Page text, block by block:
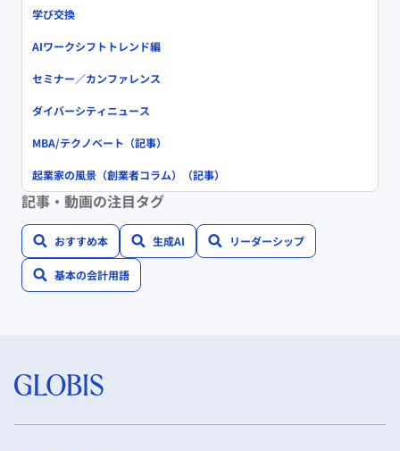
学び交換
AIワークシフトトレンド編
セミナー／カンファレンス
ダイバーシティニュース
MBA/テクノベート（記事）
起業家の風景（創業者コラム）（記事）
記事・動画の注目タグ
おすすめ本 生成AI リーダーシップ
基本の会計用語